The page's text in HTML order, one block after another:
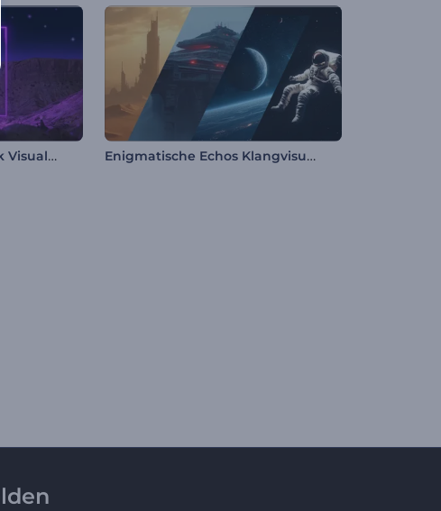
Mars Oberflächenmusik Visualisierer Enigmatische Echos Klangvisualisierer